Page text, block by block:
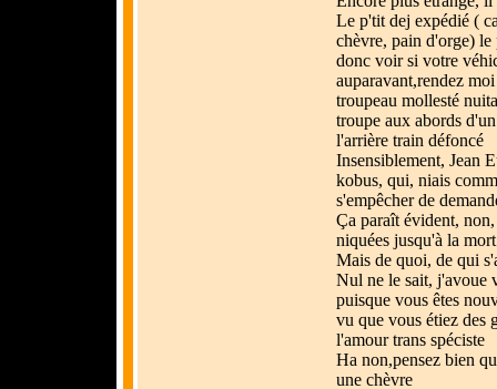
Le p'tit dej expédié (
chèvre, pain d'orge) le
donc voir si votre
auparavant,rendez
troupeau mollesté
troupe aux abords
l'arrière train défoncé
Insensiblement, Jean
kobus, qui, niais
s'empêcher de
Ça paraît évident,
niquées jusqu'à la mort
Mais de quoi, de qui
Nul ne le sait, j'avoue
puisque vous êtes
vu que vous étiez des
l'amour trans spéciste
Ha non,pensez bien
une chèvre